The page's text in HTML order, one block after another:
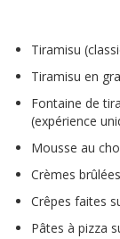
Tiramisu
Tiramisu en
Fontaine de
(expérience
Mousse au
Crèmes
Crêpes faites
Pâtes à pizza